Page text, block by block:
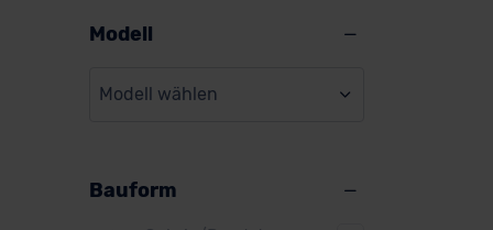
BMW
Citroen
Modell
Modell wählen
Bauform